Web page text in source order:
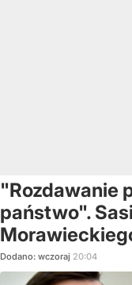
"Rozdawanie
państwo".
Dodano: wczoraj 20:04